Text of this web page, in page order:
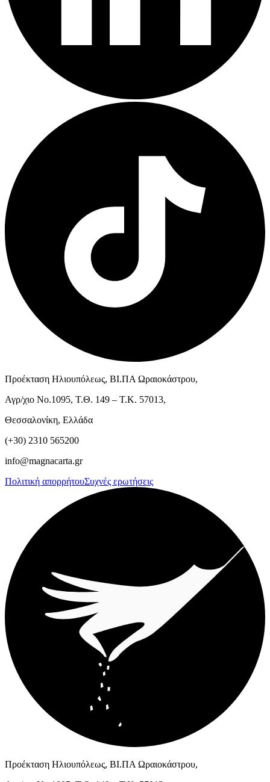
Προέκταση Ηλιουπόλεως, ΒΙ.ΠΑ Ωραιοκάστρου,
Αγρ/χιο Νο.1095, Τ.Θ. 149 – Τ.Κ. 57013,
Θεσσαλονίκη, Ελλάδα
(+30) 2310 565200
info@magnacarta.gr
Πολιτική απορρήτουΣυχνές ερωτήσεις
Προέκταση Ηλιουπόλεως, ΒΙ.ΠΑ Ωραιοκάστρου,